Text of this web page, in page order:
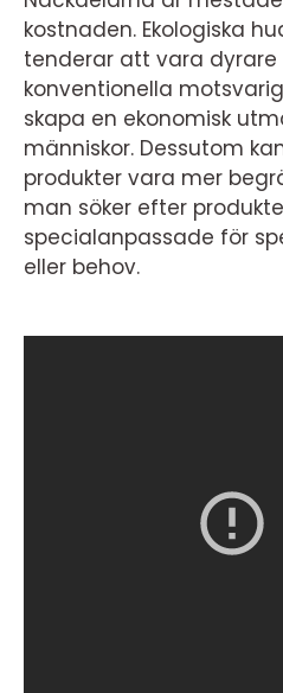
kostnaden. Ekologiska
tenderar att vara dyrare
konventionella
skapa en ekonomisk
människor. Dessutom
produkter vara mer
man söker efter
specialanpassade för
eller behov.